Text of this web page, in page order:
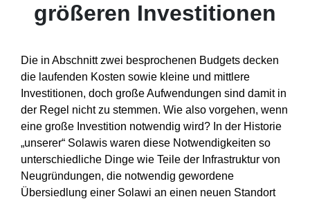
größeren Investitionen
Die in Abschnitt zwei besprochenen Budgets decken
die laufenden Kosten sowie kleine und mittlere
Investitionen, doch große Aufwendungen sind damit in
der Regel nicht zu stemmen. Wie also vorgehen, wenn
eine große Investition notwendig wird? In der Historie
„unserer“ Solawis waren diese Notwendigkeiten so
unterschiedliche Dinge wie Teile der Infrastruktur von
Neugründungen, die notwendig gewordene
Übersiedlung einer Solawi an einen neuen Standort